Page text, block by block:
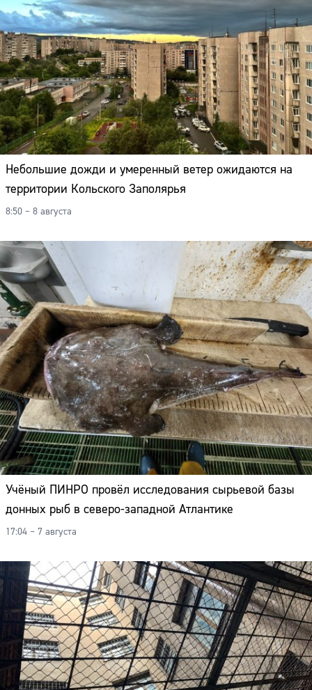
Небольшие дожди и умеренный ветер ожидаются на
территории Кольского Заполярья
8:50 – 8 августа
Учёный ПИНРО провёл исследования сырьевой базы
донных рыб в северо-западной Атлантике
17:04 – 7 августа